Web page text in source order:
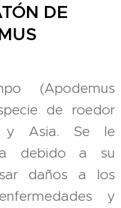
DE
(Apodemus
de roedor
y Asia. Se le
debido a su
daños a los
y